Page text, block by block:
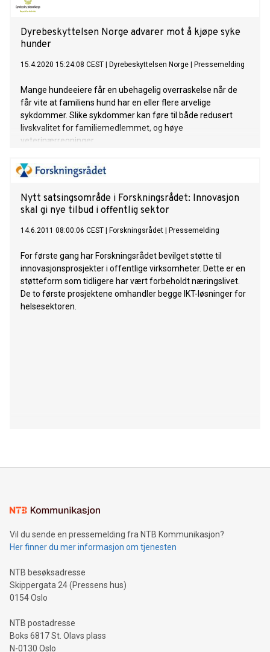
Dyrebeskyttelsen Norge advarer mot å kjøpe syke
hunder
15.4.2020 15:24:08 CEST Dyrebeskyttelsen Norge Pressemelding
Mange hundeeiere får en ubehagelig overraskelse når de
får vite at familiens hund har en eller flere arvelige
sykdommer. Slike sykdommer kan føre til både redusert
livskvalitet for familiemedlemmet, og høye
veterinærregninger.
Nytt satsingsområde i Forskningsrådet: Innovasjon
skal gi nye tilbud i offentlig sektor
14.6.2011 08:00:06 CEST Forskningsrådet Pressemelding
For første gang har Forskningsrådet bevilget støtte til
innovasjonsprosjekter i offentlige virksomheter. Dette er en
støtteform som tidligere har vært forbeholdt næringslivet.
De to første prosjektene omhandler begge IKT-løsninger for
helsesektoren.
Vil du sende en pressemelding fra NTB Kommunikasjon?
Her finner du mer informasjon om tjenesten
NTB besøksadresse
Skippergata 24 (Pressens hus)
0154 Oslo
NTB postadresse
Boks 6817 St. Olavs plass
N-0130 Oslo